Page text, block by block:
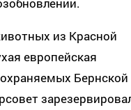
из Красной
европейская
Бернской